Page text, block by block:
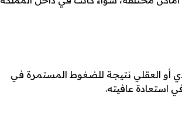
أو العقلي نتيجة للضغوط المستمرة في
استعادة عافيته.